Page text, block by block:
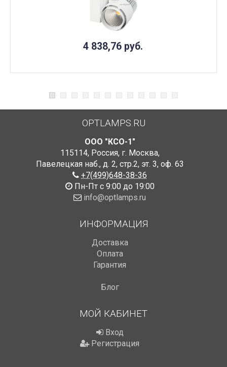
4 838,76 руб.
OPTLAMPS.RU
ООО "КСО-1"
115114, Россия, г. Москва,
Павелецкая наб., д. 2, стр.2, эт. 3, оф. 63
+7(499)648-38-36
Пн-Пт с 9:00 до 19:00
info@optlamps.ru
ИНФОРМАЦИЯ
Доставка
Оплата
Гарантия
Блог
МОЙ КАБИНЕТ
Вход
Регистрация